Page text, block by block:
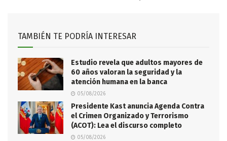
TAMBIÉN TE PODRÍA INTERESAR
Estudio revela que adultos mayores de
60 años valoran la seguridad y la
atención humana en la banca
05/08/2026
Presidente Kast anuncia Agenda Contra
el Crimen Organizado y Terrorismo
(ACOT): Lea el discurso completo
05/08/2026